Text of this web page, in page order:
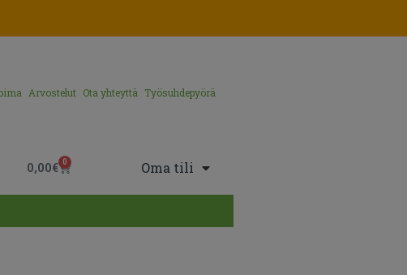
Arvostelut Ota yhteyttä Työsuhdepyörä
0,00€ 0 Oma tili